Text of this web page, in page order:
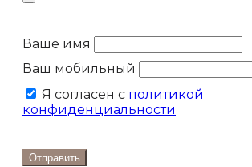
Ваше имя
Ваш мобильный
Я согласен с политикой
конфиденциальности
Отправить